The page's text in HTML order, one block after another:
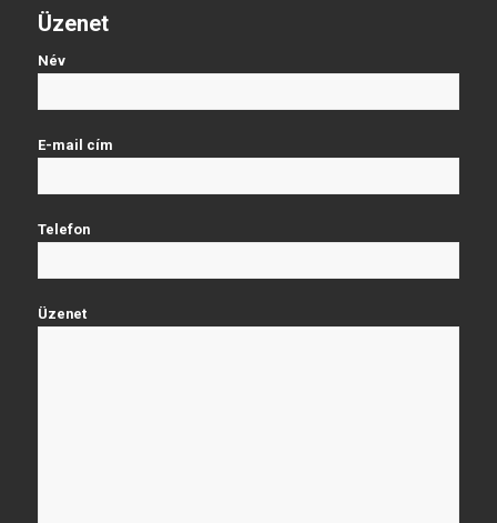
Üzenet
Név
E-mail cím
Telefon
Üzenet